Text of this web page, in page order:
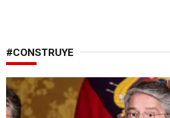
#CONSTRUYE
Atentado en Quito